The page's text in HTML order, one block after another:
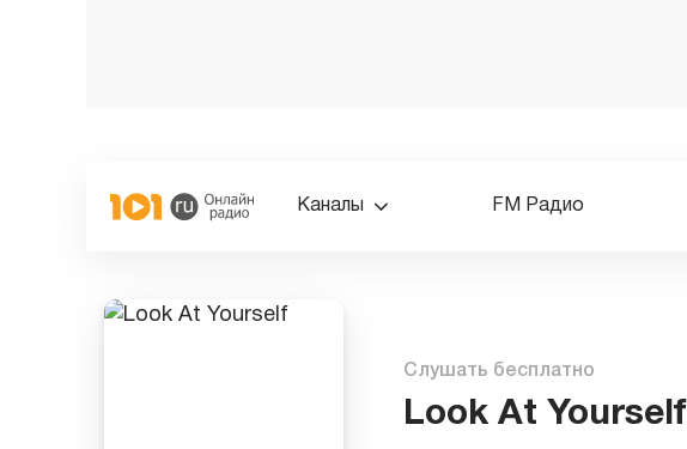
Каналы FM Радио
Слушать бесплатно
Look At Yourself